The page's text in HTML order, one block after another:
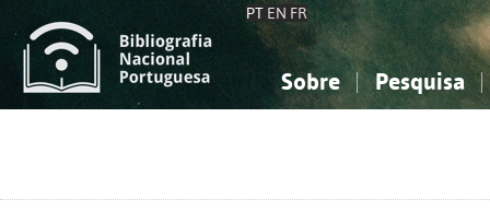
PT EN FR
Sobre Pesquisa